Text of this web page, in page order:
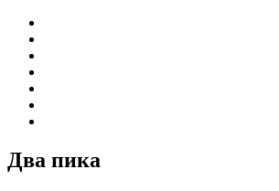
Два пика